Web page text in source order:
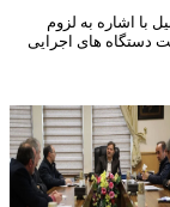
به لزوم
های اجرایی